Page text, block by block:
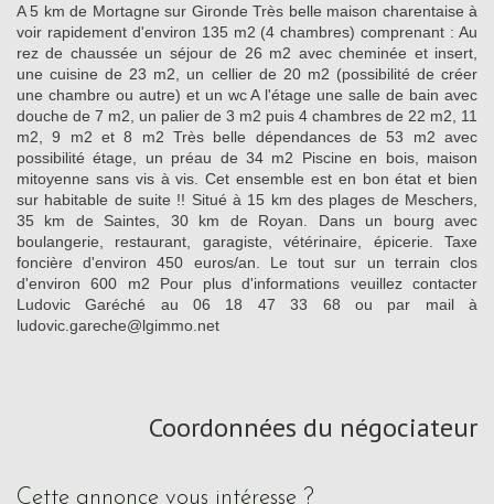
A 5 km de Mortagne sur Gironde Très belle maison charentaise à
voir rapidement d'environ 135 m2 (4 chambres) comprenant : Au
rez de chaussée un séjour de 26 m2 avec cheminée et insert,
une cuisine de 23 m2, un cellier de 20 m2 (possibilité de créer
une chambre ou autre) et un wc A l'étage une salle de bain avec
douche de 7 m2, un palier de 3 m2 puis 4 chambres de 22 m2, 11
m2, 9 m2 et 8 m2 Très belle dépendances de 53 m2 avec
possibilité étage, un préau de 34 m2 Piscine en bois, maison
mitoyenne sans vis à vis. Cet ensemble est en bon état et bien
sur habitable de suite !! Situé à 15 km des plages de Meschers,
35 km de Saintes, 30 km de Royan. Dans un bourg avec
boulangerie, restaurant, garagiste, vétérinaire, épicerie. Taxe
foncière d'environ 450 euros/an. Le tout sur un terrain clos
d'environ 600 m2 Pour plus d'informations veuillez contacter
Ludovic Garéché au 06 18 47 33 68 ou par mail à
ludovic.gareche@lgimmo.net
Coordonnées du négociateur
cette annonce vous intéresse ?